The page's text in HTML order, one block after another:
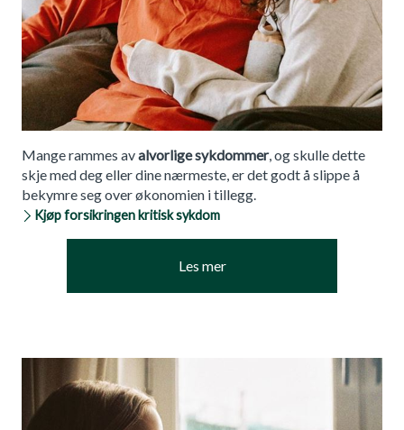
Mange rammes avalvorlige sykdommer, og skulle dette
skje med deg eller dine nærmeste, er det godt å slippe å
bekymre seg over økonomien i tillegg.
Kjøp forsikringen kritisk sykdom
Les mer